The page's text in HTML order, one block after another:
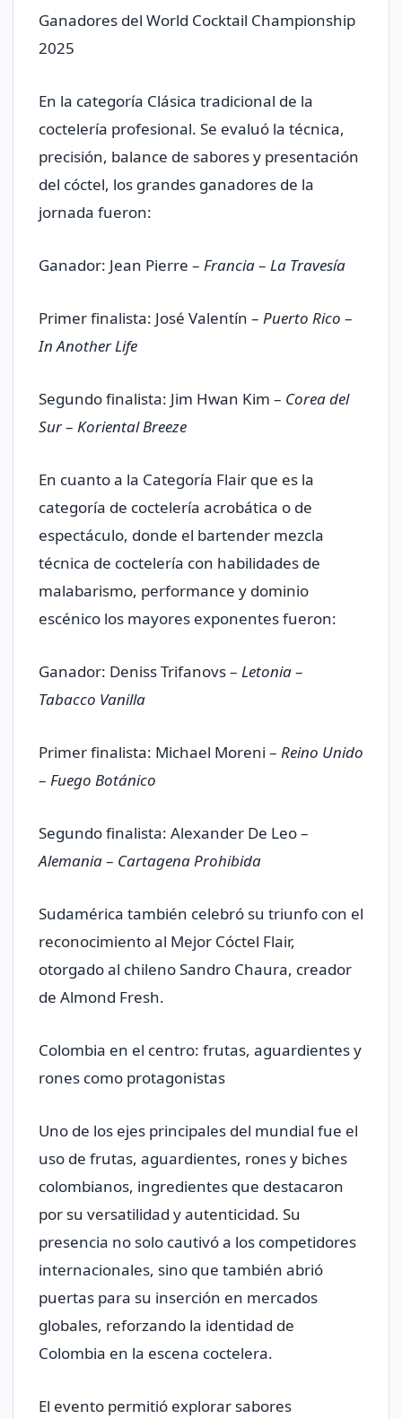
Ganadores del World Cocktail Championship
2025
En la categoría Clásica tradicional de la
coctelería profesional. Se evaluó la técnica,
precisión, balance de sabores y presentación
del cóctel, los grandes ganadores de la
jornada fueron:
Ganador: Jean Pierre – Francia– La Travesía
Primer finalista: José Valentín – Puerto Rico –
In Another Life
Segundo finalista: Jim Hwan Kim – Corea del
Sur– Koriental Breeze
En cuanto a la Categoría Flair que es la
categoría de coctelería acrobática o de
espectáculo, donde el bartender mezcla
técnica de coctelería con habilidades de
malabarismo, performance y dominio
escénico los mayores exponentes fueron:
Ganador: Deniss Trifanovs – Letonia–
Tabacco Vanilla
Primer finalista: Michael Moreni – Reino Unido
– Fuego Botánico
Segundo finalista: Alexander De Leo –
Alemania– Cartagena Prohibida
Sudamérica también celebró su triunfo con el
reconocimiento al Mejor Cóctel Flair,
otorgado al chileno Sandro Chaura, creador
de Almond Fresh.
Colombia en el centro: frutas, aguardientes y
rones como protagonistas
Uno de los ejes principales del mundial fue el
uso de frutas, aguardientes, rones y biches
colombianos, ingredientes que destacaron
por su versatilidad y autenticidad. Su
presencia no solo cautivó a los competidores
internacionales, sino que también abrió
puertas para su inserción en mercados
globales, reforzando la identidad de
Colombia en la escena coctelera.
El evento permitió explorar sabores